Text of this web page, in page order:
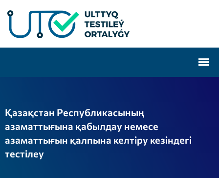
Қазақстан Республикасының
азаматтығына қабылдау немесе
азаматтығын қалпына келтіру кезіндегі
тестілеу